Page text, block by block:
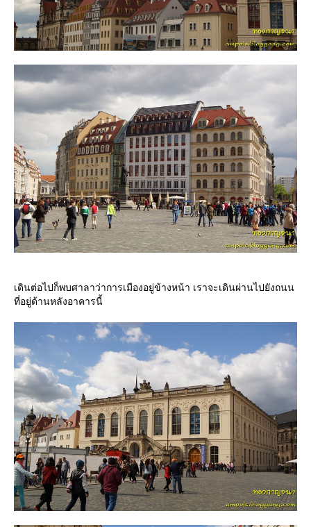
เดินต่อไปก็พบศาลาว่าการเมืองอยู่ข้างหน้า เราจะเดินผ่านไปยังถนน
ที่อยู่ด้านหลังอาคารนี้